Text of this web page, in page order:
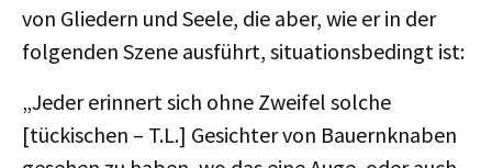
von Gliedern und Seele, die aber, wie er in der
folgenden Szene ausführt, situationsbedingt ist:
„Jeder erinnert sich ohne Zweifel solche
[tückischen – T.L.] Gesichter von Bauernknaben